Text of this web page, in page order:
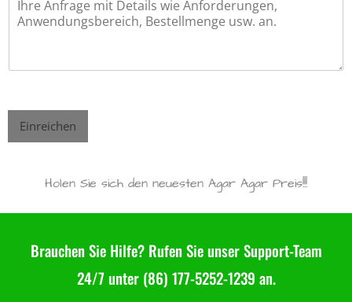
Einreichen
Holen Sie sich den neuesten Agar Agar Preis!!!
Brauchen Sie Hilfe? Rufen Sie unser Support-Team
24/7 unter (86) 177-5252-1239 an.